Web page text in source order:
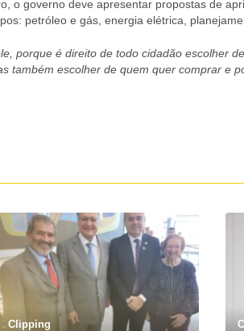
o governo deve apresentar propostas de
petróleo e gás, energia elétrica,
porque é direito de todo cidadão escolher
também escolher de quem quer comprar e
Clipping